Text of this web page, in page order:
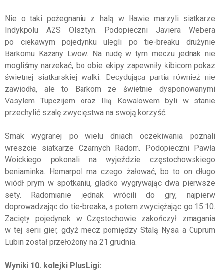
Nie o taki pożegnaniu z halą w Iławie marzyli siatkarze
Indykpolu AZS Olsztyn. Podopieczni Javiera Webera
po ciekawym pojedynku ulegli po tie-breaku drużynie
Barkomu Każany Lwów. Na nudę w tym meczu jednak nie
mogliśmy narzekać, bo obie ekipy zapewniły kibicom pokaz
świetnej siatkarskiej walki. Decydująca partia również nie
zawiodła, ale to Barkom ze świetnie dysponowanymi
Vasylem Tupczijem oraz Ilią Kowalowem byli w stanie
przechylić szalę zwycięstwa na swoją korzyść.
Smak wygranej po wielu dniach oczekiwania poznali
wreszcie siatkarze Czarnych Radom. Podopieczni Pawła
Woickiego pokonali na wyjeździe częstochowskiego
beniaminka. Hemarpol ma czego żałować, bo to on długo
wiódł prym w spotkaniu, gładko wygrywając dwa pierwsze
sety. Radomianie jednak wrócili do gry, najpierw
doprowadzając do tie-breaka, a potem zwyciężając go 15:10.
Zacięty pojedynek w Częstochowie zakończył zmagania
w tej serii gier, gdyż mecz pomiędzy Stalą Nysa a Cuprum
Lubin został przełożony na 21 grudnia.
Wyniki 10. kolejki PlusLigi: